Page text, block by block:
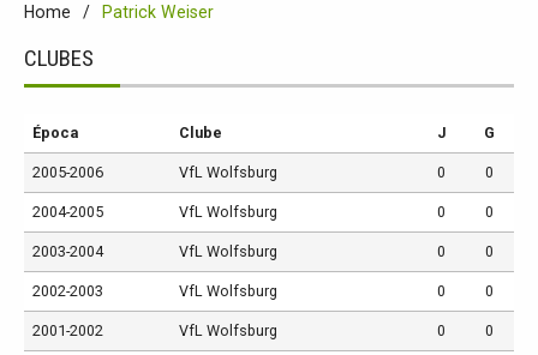
Home Patrick Weiser
CLUBES
Época Clube J G
2005-2006 VfL Wolfsburg 0 0
2004-2005 VfL Wolfsburg 0 0
2003-2004 VfL Wolfsburg 0 0
2002-2003 VfL Wolfsburg 0 0
2001-2002 VfL Wolfsburg 0 0